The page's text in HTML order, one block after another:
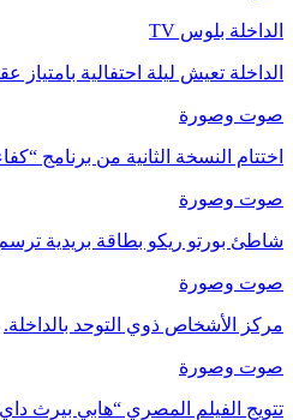
الداخلة بلوس TV
الداخلة تعيش ليلة احتفالية
صوت وصورة
اختتام النسخة الثانية من برنامج
صوت وصورة
شاطئ بورتو ريكو بطاقة بريدية
صوت وصورة
مركز الأشخاص ذوي التوحد بالداخلة.
صوت وصورة
تتويج الفيلم المصري “هابي بيرث